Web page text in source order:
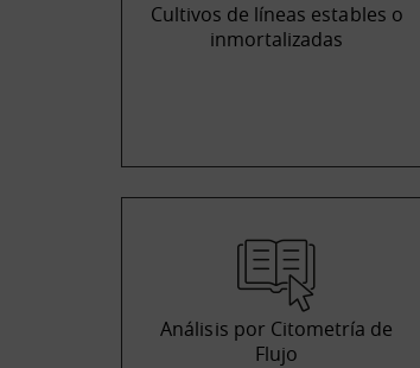
Cultivos de líneas estables o
inmortalizadas
Análisis por Citometría de
Flujo